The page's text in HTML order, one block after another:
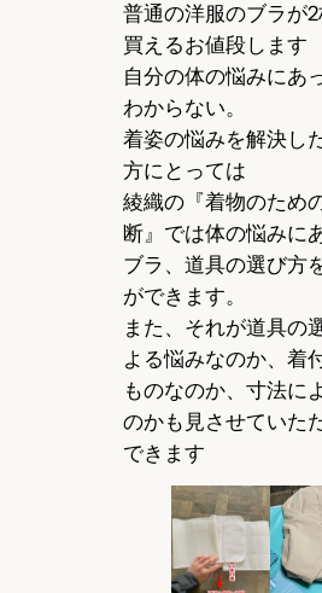
普通の洋服のブラが
買えるお値段します
自分の体の悩みにあ
わからない。
着姿の悩みを解決し
方にとっては
綾織の『着物のため
断』では体の悩みに
ブラ、道具の選び方
ができます。
また、それが道具の
よる悩みなのか、着
ものなのか、寸法に
のかも見させていた
できます